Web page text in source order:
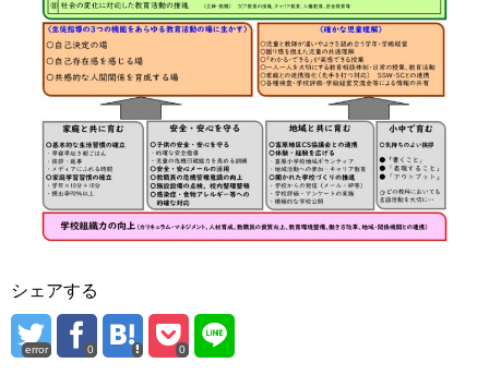
シェアする
error 0 0